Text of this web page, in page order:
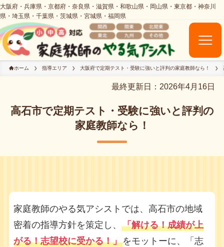
ホーム 指導エリア 大阪府で定期テスト・受験に強いと評判の家庭教師なら！
最終更新日：2026年4月16日
高石市で定期テスト・受験に強いと評判の
家庭教師なら！
家庭教師のやる気アシストでは、高石市の地域
密着の指導方針を策定し、 「解ける！成績が上
がる！志望校に受かる！」をモットーに、「志